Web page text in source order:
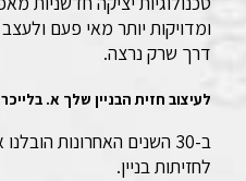
ומדויקות יותר מאי פעם
דרך שרק נרצה.
לעיצוב חזית הבניין שלך א.
ב-30 השנים האחרונות
לחזיתות בניין.